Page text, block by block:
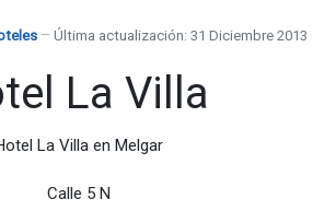
Última actualización: 31 Diciembre 2013
La Villa
La Villa en Melgar
Calle 5 N